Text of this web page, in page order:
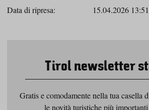
Data di ripresa:
15.04.2026
Tirol newsletter
Gratis e comodamente nella tua casella
le novità turistiche più